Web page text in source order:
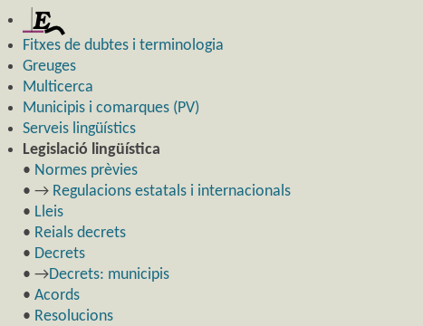
Fitxes de dubtes i terminologia
Greuges
Multicerca
Municipis i comarques (PV)
Serveis lingüístics
Legislació lingüística
• Normes prèvies
• → Regulacions estatals i internacionals
• Lleis
• Reials decrets
• Decrets
• →Decrets: municipis
• Acords
• Resolucions